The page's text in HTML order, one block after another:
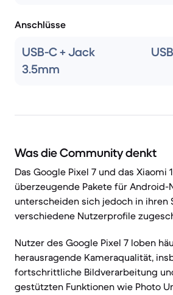
Anschlüsse
USB-C + Jack
3.5mm
Was die Community denkt
Das Google Pixel 7 und das Xiaomi
überzeugende Pakete für Android-
unterscheiden sich jedoch in ihren
verschiedene Nutzerprofile
Nutzer des Google Pixel 7 loben
herausragende Kameraqualität,
fortschrittliche Bildverarbeitung
gestützten Funktionen wie Photo